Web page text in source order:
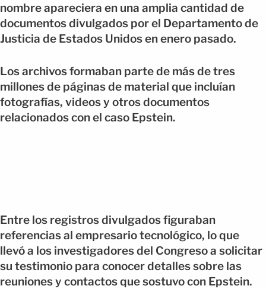
nombre apareciera en una amplia cantidad de
documentos divulgados por el Departamento de
Justicia de Estados Unidos en enero pasado.
Los archivos formaban parte de más de tres
millones de páginas de material que incluían
fotografías, videos y otros documentos
relacionados con el caso Epstein.
Entre los registros divulgados figuraban
referencias al empresario tecnológico, lo que
llevó a los investigadores del Congreso a solicitar
su testimonio para conocer detalles sobre las
reuniones y contactos que sostuvo con Epstein.